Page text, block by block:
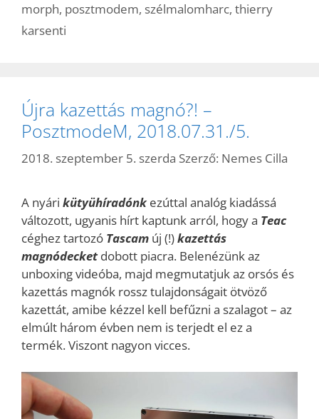
morph, posztmodem, szélmalomharc, thierry
karsenti
Újra kazettás magnó?! –
PosztmodeM, 2018.07.31./5.
2018. szeptember 5. szerda Szerző: Nemes Cilla
A nyári kütyühíradónk ezúttal analóg kiadássá
változott, ugyanis hírt kaptunk arról, hogy a Teac
céghez tartozó Tascam új (!)kazettás
magnódecket dobott piacra. Belenézünk az
unboxing videóba, majd megmutatjuk az orsós és
kazettás magnók rossz tulajdonságait ötvöző
kazettát, amibe kézzel kell befűzni a szalagot – az
elmúlt három évben nem is terjedt el ez a
termék. Viszont nagyon vicces.